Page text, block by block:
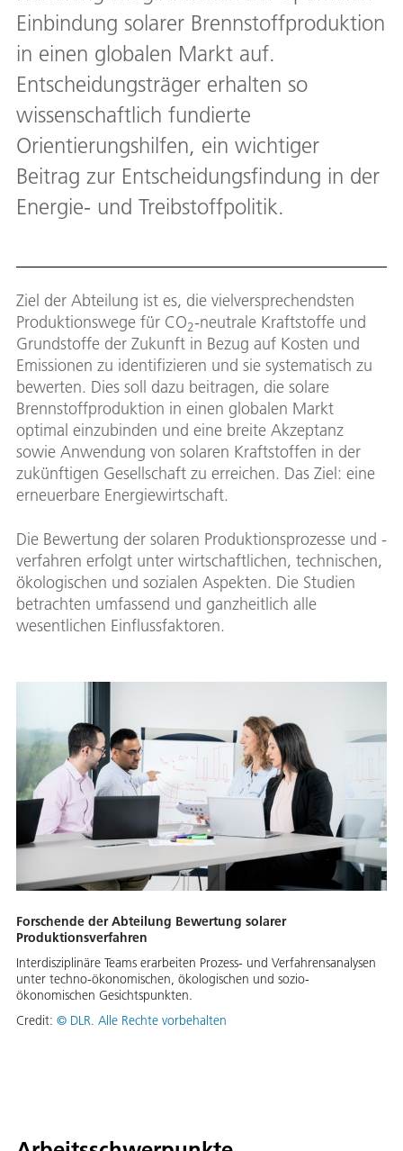
Einbindung solarer Brennstoffproduktion
in einen globalen Markt auf.
Entscheidungsträger erhalten so
wissenschaftlich fundierte
Orientierungshilfen, ein wichtiger
Beitrag zur Entscheidungsfindung in der
Energie- und Treibstoffpolitik.
Ziel der Abteilung ist es, die vielversprechendsten
Produktionswege für CO2-neutrale Kraftstoffe und
Grundstoffe der Zukunft in Bezug auf Kosten und
Emissionen zu identifizieren und sie systematisch zu
bewerten. Dies soll dazu beitragen, die solare
Brennstoffproduktion in einen globalen Markt
optimal einzubinden und eine breite Akzeptanz
sowie Anwendung von solaren Kraftstoffen in der
zukünftigen Gesellschaft zu erreichen. Das Ziel: eine
erneuerbare Energiewirtschaft.
Die Bewertung der solaren Produktionsprozesse und -
verfahren erfolgt unter wirtschaftlichen, technischen,
ökologischen und sozialen Aspekten. Die Studien
betrachten umfassend und ganzheitlich alle
wesentlichen Einflussfaktoren.
Forschende der Abteilung Bewertung solarer
Produktionsverfahren
Interdisziplinäre Teams erarbeiten Prozess- und Verfahrensanalysen
unter techno-ökonomischen, ökologischen und sozio-
ökonomischen Gesichtspunkten.
Credit: © DLR. Alle Rechte vorbehalten